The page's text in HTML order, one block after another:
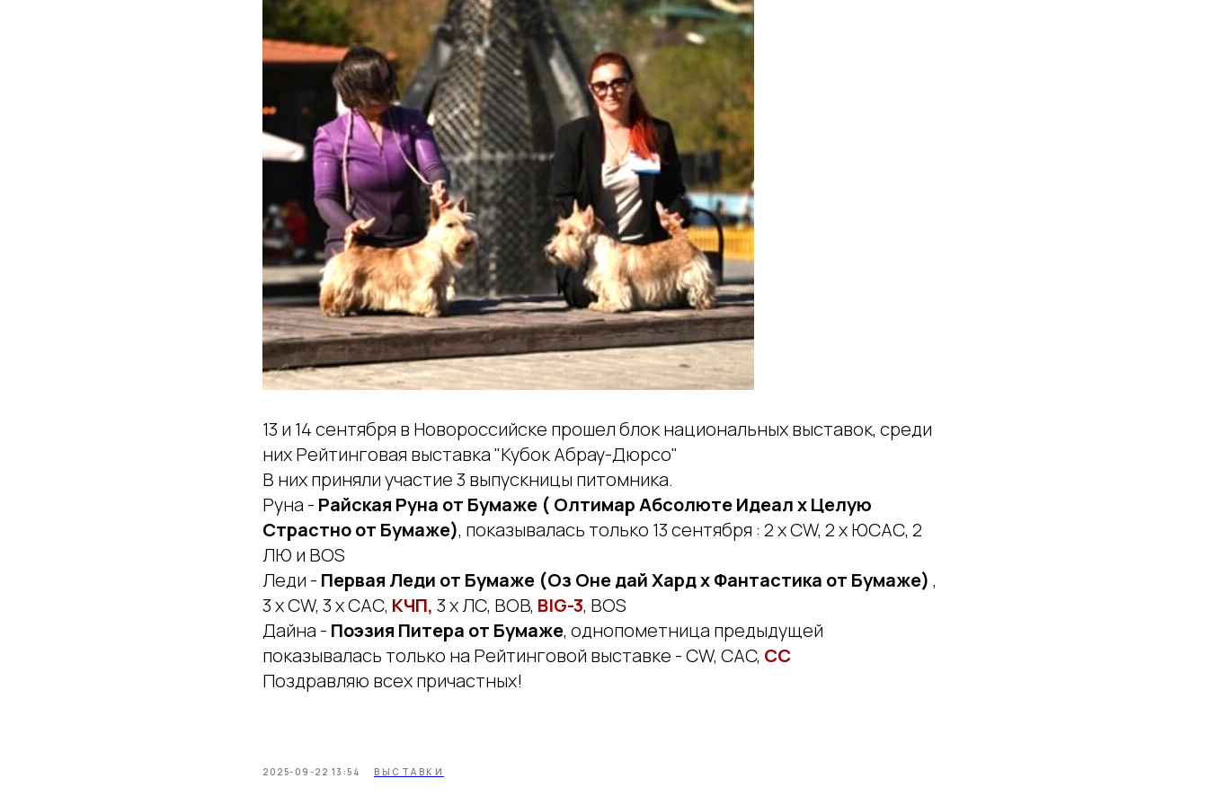
13 и 14 сентября в Новороссийске прошел блок национальных выставок, среди
них Рейтинговая выставка "Кубок Абрау-Дюрсо"
В них приняли участие 3 выпускницы питомника.
Руна - Райская Руна от Бумаже ( Олтимар Абсолюте Идеал х Целую
Страстно от Бумаже), показывалась только 13 сентября : 2 x CW, 2 x ЮСАС, 2
ЛЮ и BOS
Леди - Первая Леди от Бумаже (Оз Оне дай Хард х Фантастика от Бумаже) ,
3 x CW, 3 х САС, КЧП, 3 х ЛС, BOB, BIG-3, BOS
Дайна - Поэзия Питера от Бумаже, однопометница предыдущей
показывалась только на Рейтинговой выставке - CW, CAC, CC
Поздравляю всех причастных!
2025-09-22 13:54 ВЫСТАВКИ